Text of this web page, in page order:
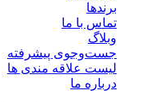
برندها
تماس با ما
وبلاگ
جست‌وجوی پیشرفته
لیست علاقه مندی ها
درباره ما